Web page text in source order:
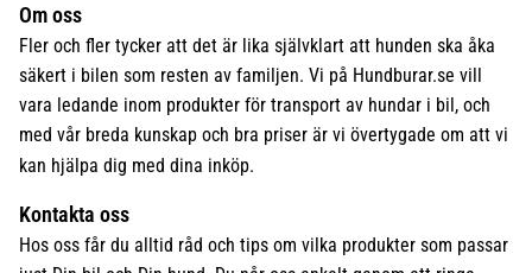
Om oss
Fler och fler tycker att det är lika självklart att hunden ska åka
säkert i bilen som resten av familjen. Vi på Hundburar.se vill
vara ledande inom produkter för transport av hundar i bil, och
med vår breda kunskap och bra priser är vi övertygade om att vi
kan hjälpa dig med dina inköp.
Kontakta oss
Hos oss får du alltid råd och tips om vilka produkter som passar